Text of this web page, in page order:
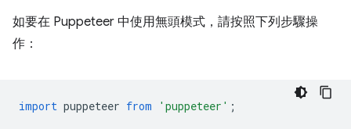
如要在 Puppeteer 中使用無頭模式，請按照下列步驟操
作：
import puppeteer from 'puppeteer' ;